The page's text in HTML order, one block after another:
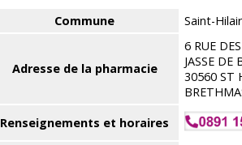
Commune Saint-
Adresse de la pharmacie
6 RUE
JASSE DE
30560 ST
Renseignements et horaires